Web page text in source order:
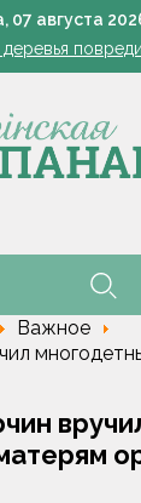
07 августа
в
деревья
колхозы или
Лукашенко
в
Важное